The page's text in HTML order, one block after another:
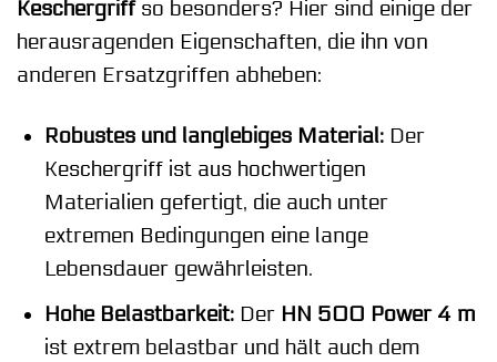
Keschergriffso besonders? Hier sind einige der
herausragenden Eigenschaften, die ihn von
anderen Ersatzgriffen abheben:
Robustes und langlebiges Material:Der
Keschergriff ist aus hochwertigen
Materialien gefertigt, die auch unter
extremen Bedingungen eine lange
Lebensdauer gewährleisten.
Hohe Belastbarkeit:Der HN 500 Power 4 m
ist extrem belastbar und hält auch dem